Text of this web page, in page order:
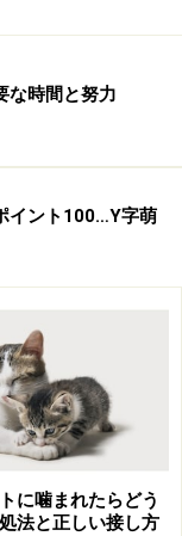
しませんが、カ
せる擬態をしま
虫に気づかれず
ができます。
をご確認くださ
）などにより個体
当てはまるわけで
次のページへ
な時間と努力
イント100…Y字萌
に噛まれたらどう
法と正しい接し方